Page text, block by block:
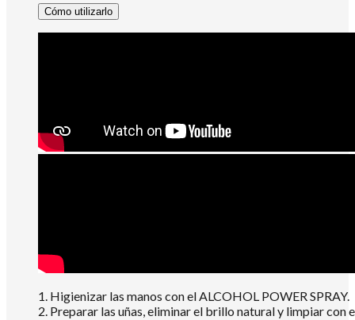
Cómo utilizarlo
1. Higienizar las manos con el ALCOHOL POWER SPRAY.
2. Preparar las uñas, eliminar el brillo natural y limpiar con